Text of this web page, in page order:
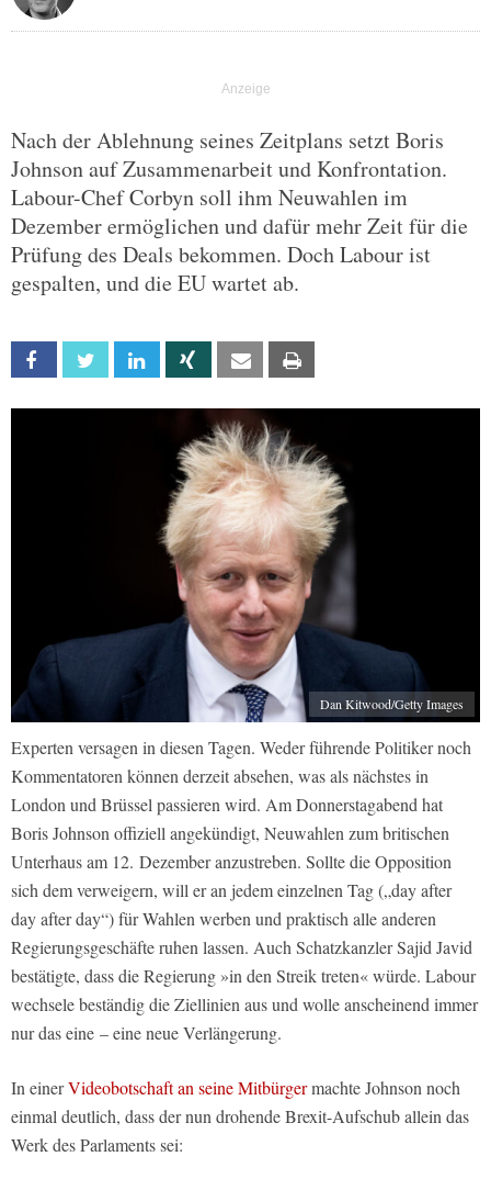
Nach der Ablehnung seines Zeitplans setzt Boris
Johnson auf Zusammenarbeit und Konfrontation.
Labour-Chef Corbyn soll ihm Neuwahlen im
Dezember ermöglichen und dafür mehr Zeit für die
Prüfung des Deals bekommen. Doch Labour ist
gespalten, und die EU wartet ab.
Facebook Twitter Linkedin Xing Email
Dan Kitwood/Getty Images
Experten versagen in diesen Tagen. Weder führende Politiker noch
Kommentatoren können derzeit absehen, was als nächstes in
London und Brüssel passieren wird. Am Donnerstagabend hat
Boris Johnson offiziell angekündigt, Neuwahlen zum britischen
Unterhaus am 12. Dezember anzustreben. Sollte die Opposition
sich dem verweigern, will er an jedem einzelnen Tag („day after
day after day“) für Wahlen werben und praktisch alle anderen
Regierungsgeschäfte ruhen lassen. Auch Schatzkanzler Sajid Javid
bestätigte, dass die Regierung »in den Streik treten« würde. Labour
wechsele beständig die Ziellinien aus und wolle anscheinend immer
nur das eine – eine neue Verlängerung.
In einerVideobotschaft an seine Mitbürgermachte Johnson noch
einmal deutlich, dass der nun drohende Brexit-Aufschub allein das
Werk des Parlaments sei: